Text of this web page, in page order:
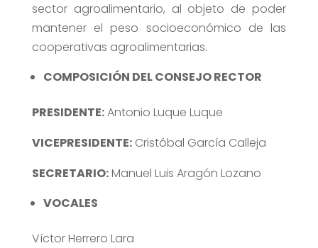
sector agroalimentario, al objeto de poder
mantener el peso socioeconómico de las
cooperativas agroalimentarias.
COMPOSICIÓN DEL CONSEJO RECTOR
PRESIDENTE:Antonio Luque Luque
VICEPRESIDENTE:Cristóbal García Calleja
SECRETARIO:Manuel Luis Aragón Lozano
VOCALES
Víctor Herrero Lara